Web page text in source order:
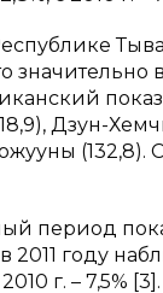
Тыва
Дзун-
(132,8).
период
2011 году
г. – 7,5% [3].